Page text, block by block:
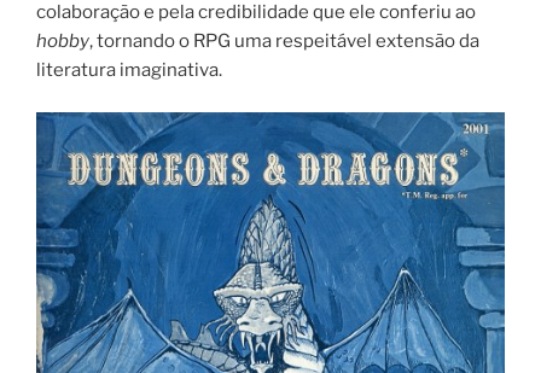
colaboração e pela credibilidade que ele conferiu ao
hobby, tornando o RPG uma respeitável extensão da
literatura imaginativa.